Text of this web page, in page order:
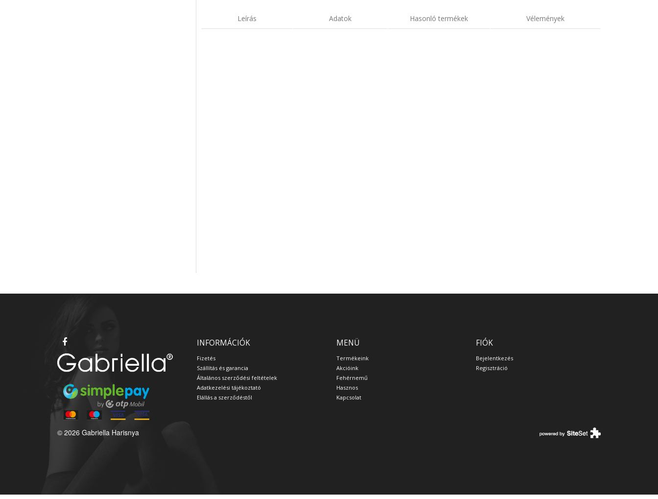
Leírás Adatok Hasonló termékek Vélemények
INFORMÁCIÓK
Fizetés
Szállítás és garancia
Általános szerződési feltételek
Adatkezelési tájékoztató
Elállás a szerződéstől
MENÜ
Termékeink
Akcióink
Fehérnemű
Hasznos
Kapcsolat
FIÓK
Bejelentkezés
Regisztráció
© 2026 Gabriella Harisnya